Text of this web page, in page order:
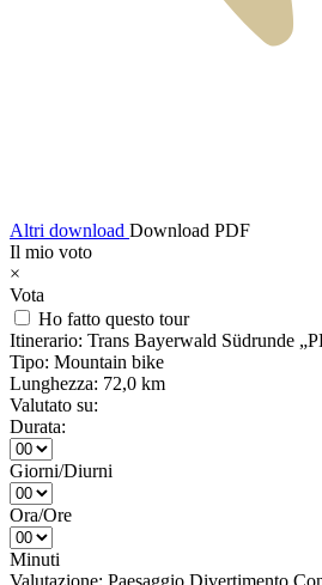
Altri download Download PDF
Il mio voto
×
Vota
Ho fatto questo tour
Itinerario: Trans Bayerwald Südrunde
Tipo: Mountain bike
Lunghezza: 72,0 km
Valutato su:
Durata:
Giorni/Diurni
Ora/Ore
Minuti